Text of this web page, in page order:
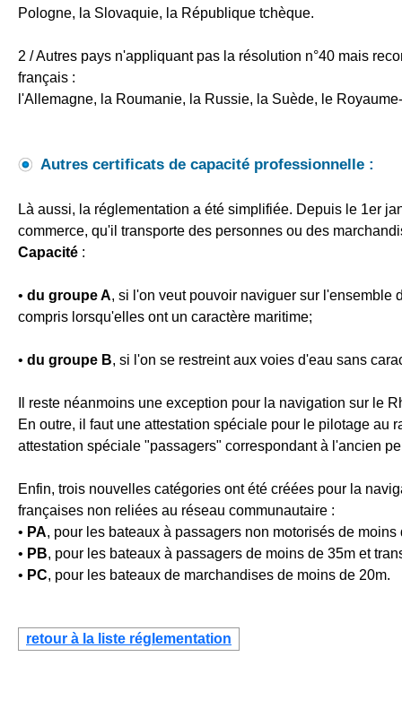
Pologne, la Slovaquie, la République tchèque.
2 / Autres pays n'appliquant pas la résolution n°40 mais
français :
l'Allemagne, la Roumanie, la Russie, la Suède, le
Autres certificats de capacité professionnelle :
Là aussi, la réglementation a été simplifiée. Depuis le 1er
commerce, qu'il transporte des personnes ou des
Capacité :
• du groupe A, si l'on veut pouvoir naviguer sur l'ensemble
compris lorsqu'elles ont un caractère maritime;
• du groupe B, si l'on se restreint aux voies d'eau sans
Il reste néanmoins une exception pour la navigation sur le
En outre, il faut une attestation spéciale pour le pilotage au
attestation spéciale "passagers" correspondant à l'ancien
Enfin, trois nouvelles catégories ont été créées pour la
françaises non reliées au réseau communautaire :
• PA, pour les bateaux à passagers non motorisés de moins
• PB, pour les bateaux à passagers de moins de 35m et
• PC, pour les bateaux de marchandises de moins de 20m.
retour à la liste réglementation